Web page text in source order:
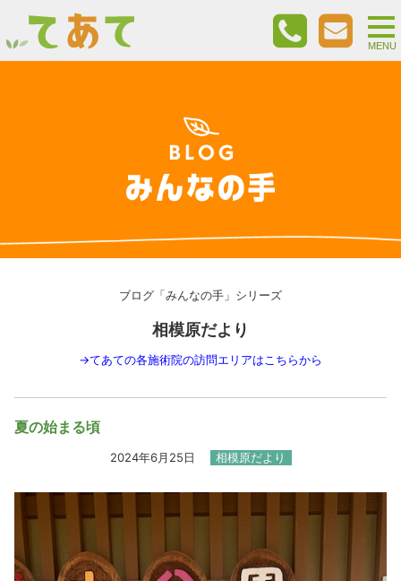
ブログ「みんなの手」シリーズ
相模原だより
→てあての各施術院の訪問エリアはこちらから
夏の始まる頃
2024年6月25日 相模原だより
MENU